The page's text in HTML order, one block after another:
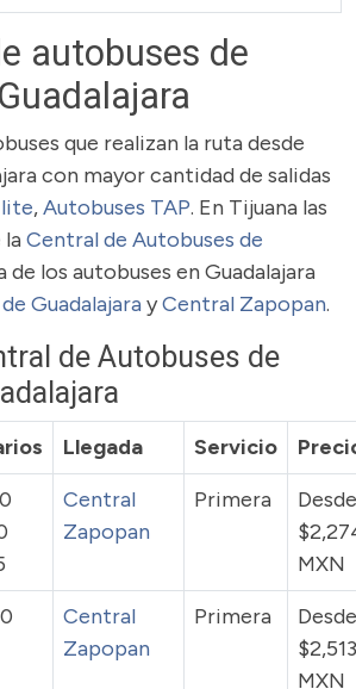
autobuses de
que realizan la ruta desde
con mayor cantidad de salidas
,Autobuses TAP. En Tijuana las
laCentral de Autobuses de
de los autobuses en Guadalajara
GuadalajarayCentral Zapopan.
de Autobuses de
Llegada Servicio
Central
Zapopan
Primera
Desde
MXN
Central
Zapopan
Primera
Desde
$2,513
MXN